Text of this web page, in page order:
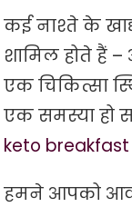
कई नाश्ते के
शामिल होते हैं
एक चिकित्सा
एक समस्या हो
keto
हमने आपको